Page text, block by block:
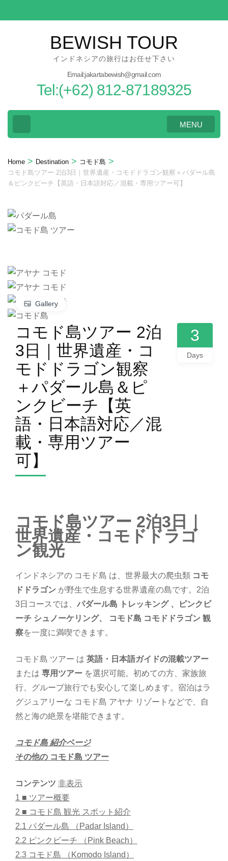
to
BEWISH TOUR
インドネシアの旅行はお任せ下さい
Email:jakartabewish@gmail.com
Tel:(+62) 812-87189325
MENU
Home > Destination > コモド島 >
コモド島ツアー 2泊3日｜世界遺産・コモドドラゴン観察＋パダール島
＆ピンクビーチ【英語・日本語対応／混載・専用ツアー可】
Gallery
コモド島ツアー 2泊
3日｜世界遺産・コ
モドドラゴン観察
＋パダール島＆ピ
ンクビーチ【英
語・日本語対応／混
載・専用ツアー
可】
3
Days
コモド島ツアー 2泊3日｜
世界遺産・コモドドラゴ
ン観光
インドネシアの コモド島 は、世界最大の爬虫類 コモ
ドドラゴン が野生で生息する世界遺産の島です。2泊
3日コースでは、 パダール島 トレッキング 、ピンクビ
ーチ シュノーケリング、 コモド島 コモドドラゴン 観
察を一度に満喫できます。
コモド島 ツアー は 英語・日本語ガイドの混載ツアー
または 専用ツアー を選択可能。初めての方、家族旅
行、グループ旅行でも安心して楽しめます。宿泊はラ
グジュアリーな コモド島 アヤナ リゾートなどで、自
然と海の絶景を堪能できます。
コモド島 紹介ページ
その他の コモド島 ツアー
コンテンツ 非表示
1 ■ ツアー概要
2 ■ コモド島 観光 スポット紹介
2.1 パダール島 （Padar Island）
2.2 ピンクビーチ （Pink Beach）
2.3 コモド島 （Komodo Island）